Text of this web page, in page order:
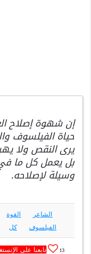
إن شهوة إصلاح
حياة الفيلسوف
يرى النقص ولا
بل يعمل كل ما
وسيلة لإصلاحه.
الشاعر القوة
الفيلسوف
كل
13 تابعنا على